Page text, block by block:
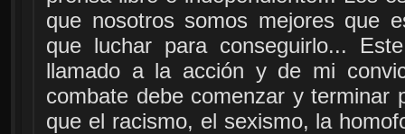
que nosotros somos mejores que
que luchar para conseguirlo...
llamado a la acción y de mi
combate debe comenzar y terminar
que el racismo, el sexismo, la